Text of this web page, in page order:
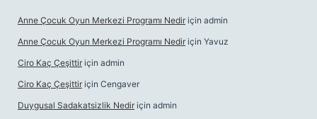
Anne Çocuk Oyun Merkezi Programı Nedir için admin
Anne Çocuk Oyun Merkezi Programı Nedir için Yavuz
Ciro Kaç Çeşittir için admin
Ciro Kaç Çeşittir için Cengaver
Duygusal Sadakatsizlik Nedir için admin